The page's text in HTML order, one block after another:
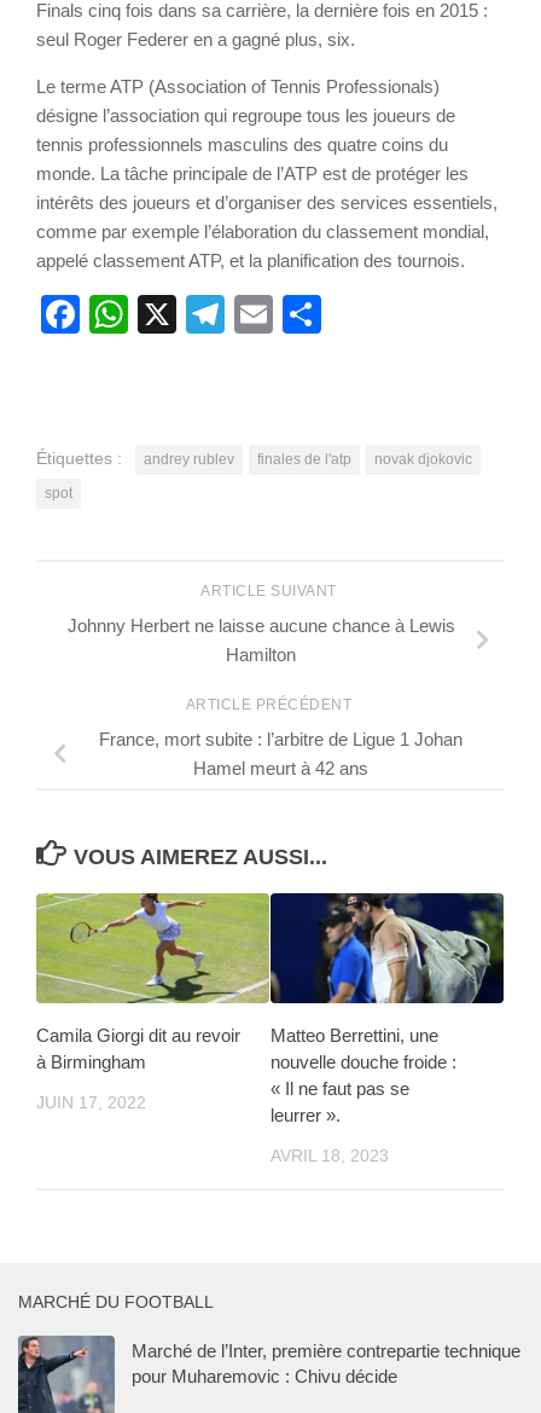
Finals cinq fois dans sa carrière, la dernière fois en 2015 :
seul Roger Federer en a gagné plus, six.
Le terme ATP (Association of Tennis Professionals)
désigne l’association qui regroupe tous les joueurs de
tennis professionnels masculins des quatre coins du
monde. La tâche principale de l’ATP est de protéger les
intérêts des joueurs et d’organiser des services essentiels,
comme par exemple l’élaboration du classement mondial,
appelé classement ATP, et la planification des tournois.
Facebook
WhatsApp
X Telegram
Email
Étiquettes : andrey rublev finales de l'atp
novak djokovic
spot
ARTICLE SUIVANT
Johnny Herbert ne laisse aucune chance à Lewis
Hamilton
ARTICLE PRÉCÉDENT
France, mort subite : l’arbitre de Ligue 1 Johan
Hamel meurt à 42 ans
VOUS AIMEREZ AUSSI...
Camila Giorgi dit au revoir
à Birmingham
JUIN 17, 2022
Matteo Berrettini, une
nouvelle douche froide :
« Il ne faut pas se
leurrer ».
AVRIL 18, 2023
MARCHÉ DU FOOTBALL
Marché de l’Inter, première contrepartie technique
pour Muharemovic : Chivu décide